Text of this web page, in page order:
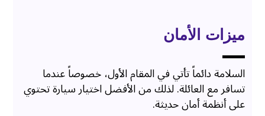
ميزات الأمان
السلامة دائماً تأتي في المقام الأول، خصوصاً عندما
تسافر مع العائلة. لذلك من الأفضل اختيار سيارة تحتوي
على أنظمة أمان حديثة.